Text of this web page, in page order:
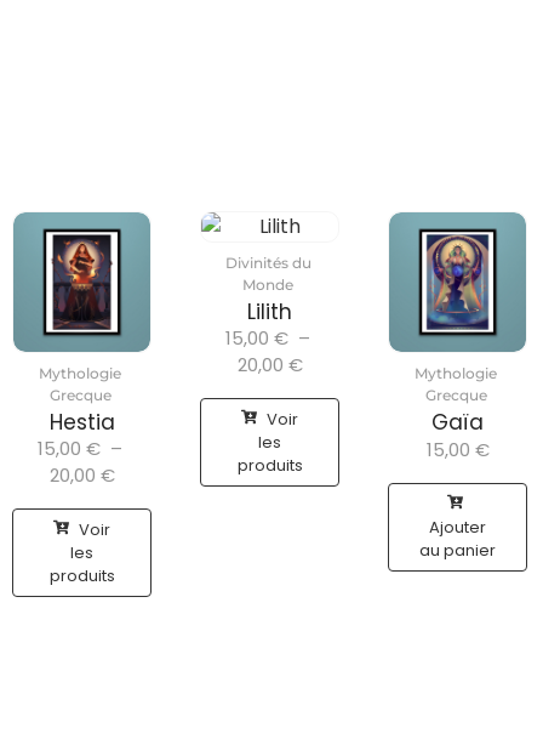
Mythologie
Grecque
Hestia
15,00 € –
20,00 €
Voir
les
produits
Divinités du
Monde
Lilith
15,00 € –
20,00 €
Voir
les
produits
Mythologie
Grecque
Gaïa
15,00 €
Ajouter
au panier